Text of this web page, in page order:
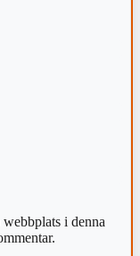
i denna